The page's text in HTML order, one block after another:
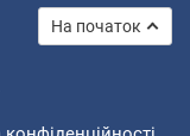
На початок